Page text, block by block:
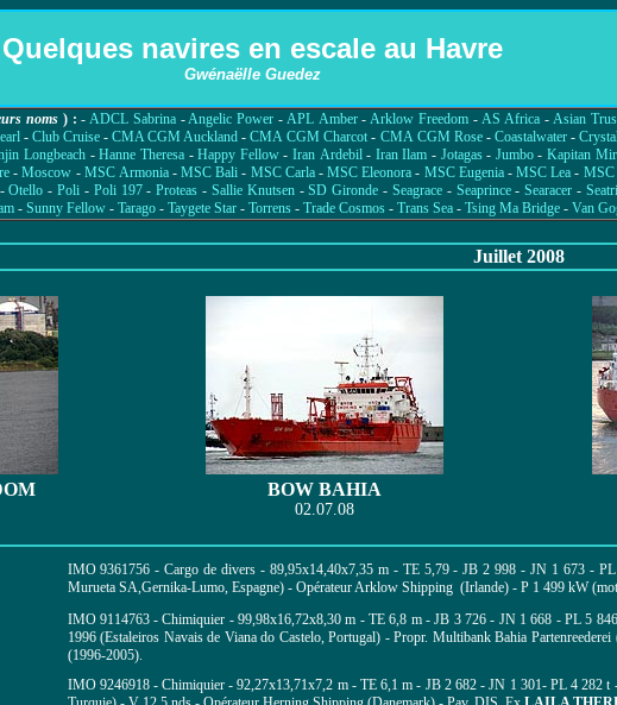
Quelques navires en escale au Havre
Gwénaëlle Guedez
noms ) : -ADCL Sabrina-Angelic Power - APL Amber-Arklow Freedom- AS Africa - Asian
-Club Cruise -CMA CGM Auckland -CMA CGM Charcot - CMA CGM Rose- Coastalwater-
Longbeach -Hanne Theresa-Happy Fellow- Iran Ardebil- Iran Ilam - Jotagas- Jumbo-Kapitan
-Moscow - MSC Armonia-MSC Bali - MSC Carla-MSC Eleonora - MSC Eugenia-MSC Lea - MSC
Otello -Poli - Poli 197-Proteas - Sallie Knutsen-SD Gironde - Seagrace- Seaprince-Searacer -
- Sunny Fellow - Tarago - Taygete Star - Torrens - Trade Cosmos - Trans Sea - Tsing Ma Bridge - Van
Juillet 2008
BOW BAHIA
02.07.08
IMO9361756 - Cargo de divers - 89,95x14,40x7,35 m - TE 5,79 - JB 2 998 - JN 1 673 -
Murueta SA,Gernika-Lumo, Espagne) - Opérateur Arklow Shipping (Irlande) - P 1 499 kW
IMO 9114763- Chimiquier -99,98x16,72x8,30 m - TE 6,8 m - JB 3 726 - JN 1 668 - PL 5
1996 (Estaleiros Navais de Viana do Castelo, Portugal) - Propr. Multibank Bahia
(1996-2005).
IMO 9246918-Chimiquier -92,27x13,71x7,2 m - TE 6,1 m - JB 2 682 - JN 1 301- PL 4 282